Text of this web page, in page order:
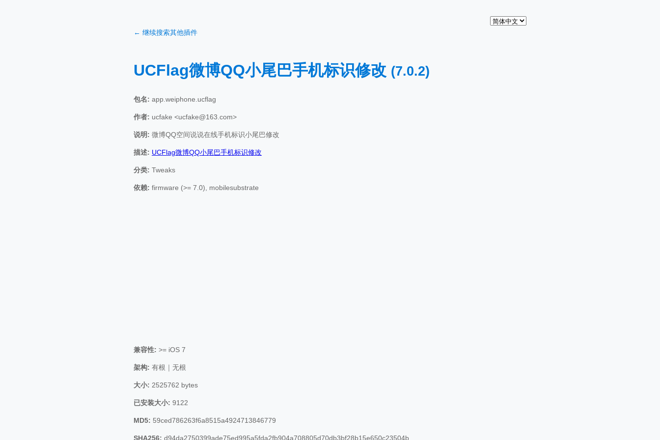
← 继续搜索其他插件
UCFlag微博QQ小尾巴手机标识修改 (7.0.2)
包名: app.weiphone.ucflag
作者: ucfake <ucfake@163.com>
说明: 微博QQ空间说说在线手机标识小尾巴修改
描述: UCFlag微博QQ小尾巴手机标识修改
分类: Tweaks
依赖: firmware (>= 7.0), mobilesubstrate
兼容性: >= iOS 7
架构: 有根｜无根
大小: 2525762 bytes
已安装大小: 9122
MD5: 59ced786263f6a8515a4924713846779
SHA256: d94da2750399ade75ed995a5fda2fb904a708805d70db3bf28b15e650c23504b